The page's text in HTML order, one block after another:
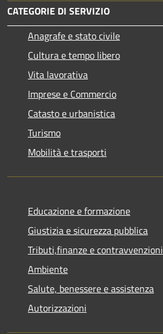
CATEGORIE DI SERVIZIO
Anagrafe e stato civile
Cultura e tempo libero
Vita lavorativa
Imprese e Commercio
Catasto e urbanistica
Turismo
Mobilità e trasporti
Educazione e formazione
Giustizia e sicurezza pubblica
Tributi,finanze e contravvenzioni
Ambiente
Salute, benessere e assistenza
Autorizzazioni